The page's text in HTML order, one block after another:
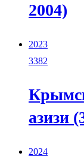
2004)
2023
3382
азизи
2024